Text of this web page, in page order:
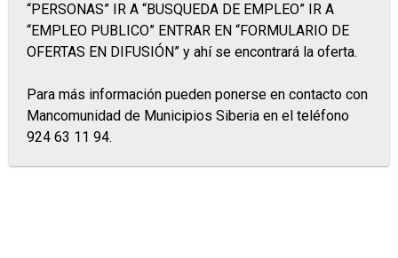
“PERSONAS” IR A “BUSQUEDA DE EMPLEO” IR A
“EMPLEO PUBLICO” ENTRAR EN “FORMULARIO DE
OFERTAS EN DIFUSIÓN” y ahí se encontrará la oferta.
Para más información pueden ponerse en contacto con
Mancomunidad de Municipios Siberia en el teléfono
924 63 11 94.